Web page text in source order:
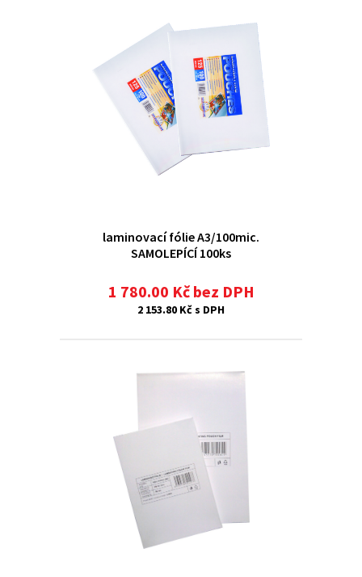
laminovací fólie A3/100mic.
SAMOLEPÍCÍ 100ks
1 780.00 Kč bez DPH
2 153.80 Kč s DPH